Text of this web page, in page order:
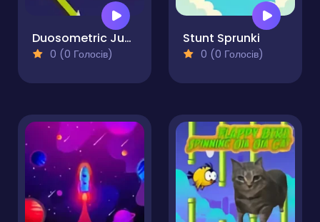
Duosometric Jump
0 (0 Голосів)
Stunt Sprunki
0 (0 Голосів)